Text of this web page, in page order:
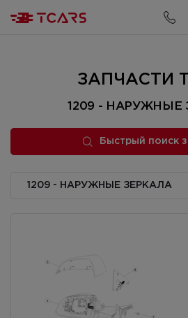
ЗАПЧАСТИ
1209 - НАРУЖНЫЕ
Быстрый поиск
Быстрый поиск